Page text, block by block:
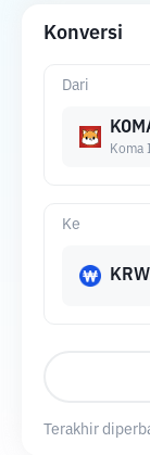
Konversi
Dari
Koma
Ke
KRW
Terakhir